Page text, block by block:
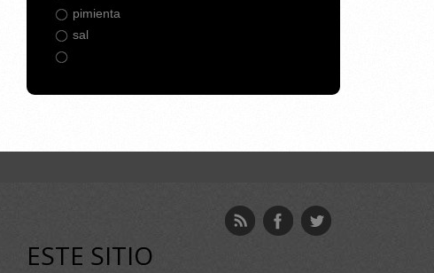
pimienta
sal
ESTE SITIO